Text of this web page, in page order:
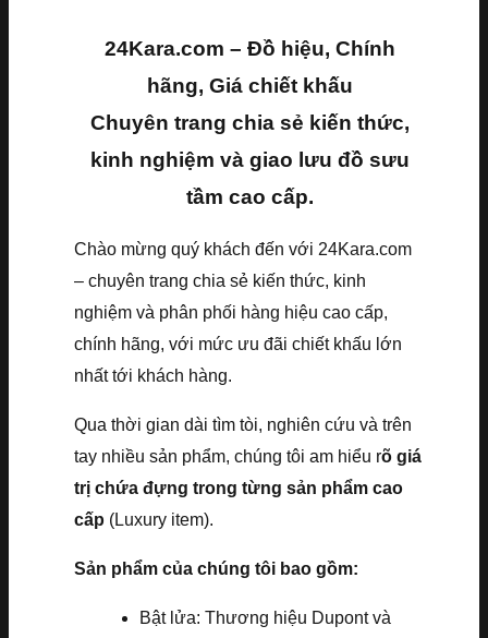
24Kara.com – Đồ hiệu, Chính
hãng, Giá chiết khấu
Chuyên trang chia sẻ kiến thức,
kinh nghiệm và giao lưu đồ sưu
tầm cao cấp.
Chào mừng quý khách đến với 24Kara.com
– chuyên trang chia sẻ kiến thức, kinh
nghiệm và phân phối hàng hiệu cao cấp,
chính hãng, với mức ưu đãi chiết khấu lớn
nhất tới khách hàng.
Qua thời gian dài tìm tòi, nghiên cứu và trên
tay nhiều sản phẩm, chúng tôi am hiểu rõ giá
trị chứa đựng trong từng sản phẩm cao
cấp (Luxury item).
Sản phẩm của chúng tôi bao gồm:
Bật lửa: Thương hiệu Dupont và